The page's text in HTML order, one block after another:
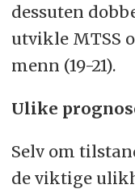
dessuten
utvikle MTSS
menn (19-21).
Ulike
Selv om
de viktige